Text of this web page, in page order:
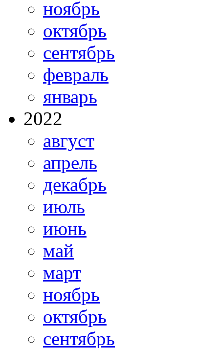
ноябрь
октябрь
сентябрь
февраль
январь
2022
август
апрель
декабрь
июль
июнь
май
март
ноябрь
октябрь
сентябрь